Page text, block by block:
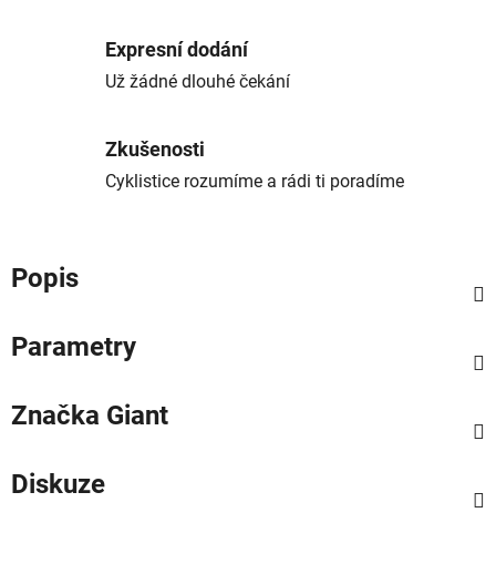
Expresní dodání
Už žádné dlouhé čekání
Zkušenosti
Cyklistice rozumíme a rádi ti poradíme
Popis
Parametry
Značka Giant
Diskuze